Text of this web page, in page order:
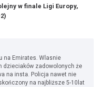
w finale Ligi Europy,
na Emirates. Wlasnie
dzieciaków zadowolonych że
na insta. Policja nawet nie
na najbliższe 5-10lat